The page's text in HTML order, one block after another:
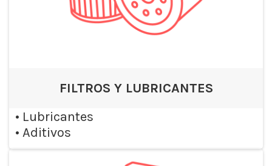
FILTROS Y LUBRICANTES
• Lubricantes
• Aditivos